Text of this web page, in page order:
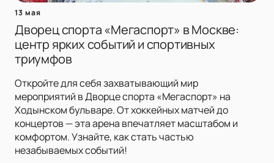
13 мая
Дворец спорта «Мегаспорт» в Москве:
центр ярких событий и спортивных
триумфов
Откройте для себя захватывающий мир
мероприятий в Дворце спорта «Мегаспорт» на
Ходынском бульваре. От хоккейных матчей до
концертов — эта арена впечатляет масштабом и
комфортом. Узнайте, как стать частью
незабываемых событий!